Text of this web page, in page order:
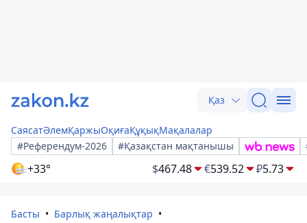
Қаз
СаясатӘлемҚаржыОқиғаҚұқықМақалалар
#Референдум-2026
#Қазақстан мақтанышы
+33° $467.48 €539.52 ₽5.73
Басты
Барлық жаңалықтар